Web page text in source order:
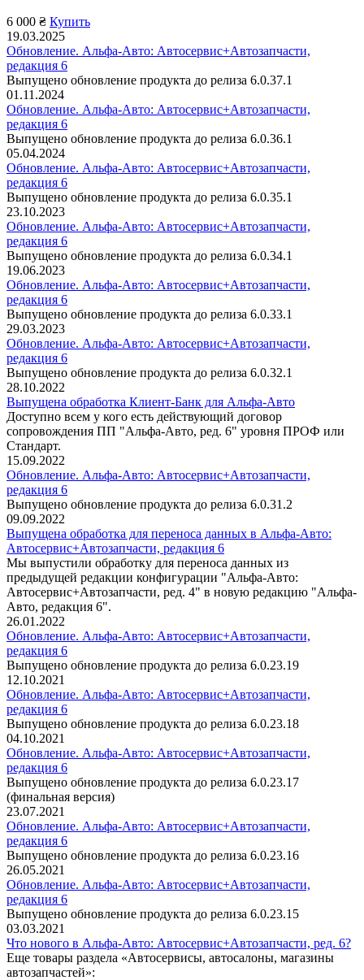
6 000 ₴ Купить
19.03.2025
Обновление. Альфа-Авто: Автосервис+Автозапчасти,
редакция 6
Выпущено обновление продукта до релиза 6.0.37.1
01.11.2024
Обновление. Альфа-Авто: Автосервис+Автозапчасти,
редакция 6
Выпущено обновление продукта до релиза 6.0.36.1
05.04.2024
Обновление. Альфа-Авто: Автосервис+Автозапчасти,
редакция 6
Выпущено обновление продукта до релиза 6.0.35.1
23.10.2023
Обновление. Альфа-Авто: Автосервис+Автозапчасти,
редакция 6
Выпущено обновление продукта до релиза 6.0.34.1
19.06.2023
Обновление. Альфа-Авто: Автосервис+Автозапчасти,
редакция 6
Выпущено обновление продукта до релиза 6.0.33.1
29.03.2023
Обновление. Альфа-Авто: Автосервис+Автозапчасти,
редакция 6
Выпущено обновление продукта до релиза 6.0.32.1
28.10.2022
Выпущена обработка Клиент-Банк для Альфа-Авто
Доступно всем у кого есть действующий договор
сопровождения ПП "Альфа-Авто, ред. 6" уровня ПРОФ или
Стандарт.
15.09.2022
Обновление. Альфа-Авто: Автосервис+Автозапчасти,
редакция 6
Выпущено обновление продукта до релиза 6.0.31.2
09.09.2022
Выпущена обработка для переноса данных в Альфа-Авто:
Автосервис+Автозапчасти, редакция 6
Мы выпустили обработку для переноса данных из
предыдущей редакции конфигурации "Альфа-Авто:
Автосервис+Автозапчасти, ред. 4" в новую редакцию "Альфа-
Авто, редакция 6".
26.01.2022
Обновление. Альфа-Авто: Автосервис+Автозапчасти,
редакция 6
Выпущено обновление продукта до релиза 6.0.23.19
12.10.2021
Обновление. Альфа-Авто: Автосервис+Автозапчасти,
редакция 6
Выпущено обновление продукта до релиза 6.0.23.18
04.10.2021
Обновление. Альфа-Авто: Автосервис+Автозапчасти,
редакция 6
Выпущено обновление продукта до релиза 6.0.23.17
(финальная версия)
23.07.2021
Обновление. Альфа-Авто: Автосервис+Автозапчасти,
редакция 6
Выпущено обновление продукта до релиза 6.0.23.16
26.05.2021
Обновление. Альфа-Авто: Автосервис+Автозапчасти,
редакция 6
Выпущено обновление продукта до релиза 6.0.23.15
03.03.2021
Что нового в Альфа-Авто: Автосервис+Автозапчасти, ред. 6?
Еще товары раздела «Автосервисы, автосалоны, магазины
автозапчастей»: